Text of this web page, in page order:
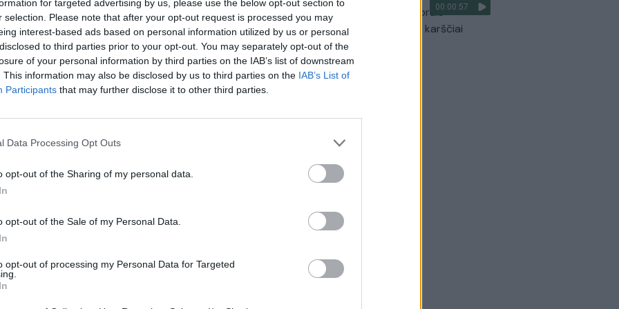
for targeted advertising by us, please use the below opt-out section to
selection. Please note that after your opt-out request is processed you may
interest-based ads based on personal information utilized by us or personal
to third parties prior to your opt-out. You may separately opt-out of the
of your personal information by third parties on the IAB’s list of downstream
This information may also be disclosed by us to third parties on the IAB’s List of
Participants that may further disclose it to other third parties.
Data Processing Opt Outs
opt-out of the Sharing of my personal data.
opt-out of the Sale of my Personal Data.
opt-out of processing my Personal Data for Targeted
rezidencija Turniškės Kristina Brazauskienė
00:00:52
Savaitės pradžia su lietumi ir perkūnija:
00:00:57
Sinoptikai atsakė, kokiais orais
užbaigsime darbo savaitę: karščiai
atsitrauks